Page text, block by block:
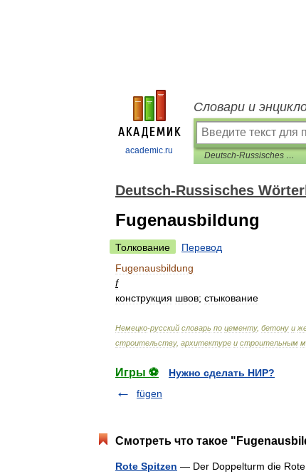
academic.ru
Словари и
Deutsch-Russisches Wörterbuch für Zement, Beton und Stahlbeton
Deutsch-Russisches
Fugenausbildung
Толкование
Перевод
Fugenausbildung
f
конструкция швов; стыкование
Немецко-русский словарь по цементу, бетону и
строительству, архитектуре и строительным
Игры ⚽
Нужно сделать НИР?
fügen
Смотреть что такое
Rote Spitzen — Der Doppelturm die